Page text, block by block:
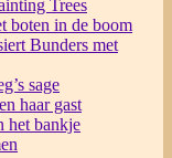
Trees
boten in de boom
Bunders met
sage
haar gast
het bankje